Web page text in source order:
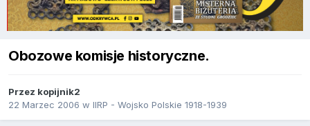
Obozowe komisje historyczne.
Przez kopijnik2
22 Marzec 2006 w IIRP - Wojsko Polskie 1918-1939